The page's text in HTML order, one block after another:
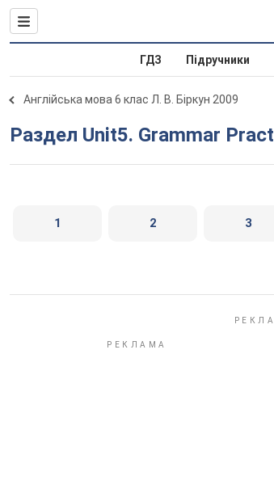
ГДЗ Підручники
Англійська мова 6 клас Л. В. Біркун 2009
Раздел Unit5. Grammar
1 2 3